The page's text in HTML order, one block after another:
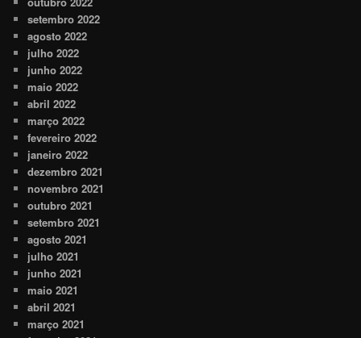
setembro 2022
agosto 2022
julho 2022
junho 2022
maio 2022
abril 2022
março 2022
fevereiro 2022
janeiro 2022
dezembro 2021
novembro 2021
outubro 2021
setembro 2021
agosto 2021
julho 2021
junho 2021
maio 2021
abril 2021
março 2021